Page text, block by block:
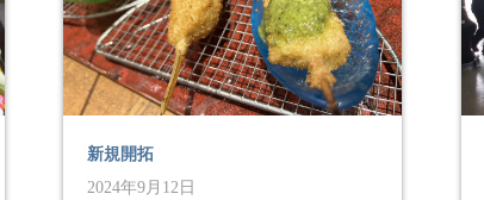
新規開拓
2024年9月12日